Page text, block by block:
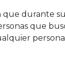
durante
que